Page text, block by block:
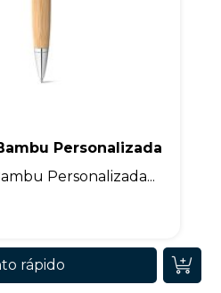
Personalizada
Personalizada...
rápido